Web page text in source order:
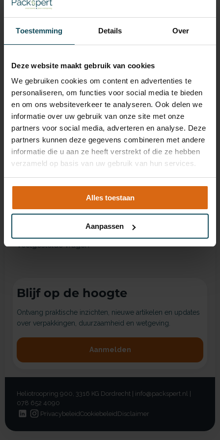
Toestemming Details Over
Deze website maakt gebruik van cookies
We gebruiken cookies om content en advertenties te
personaliseren, om functies voor social media te bieden
en om ons websiteverkeer te analyseren. Ook delen we
informatie over uw gebruik van onze site met onze
partners voor social media, adverteren en analyse. Deze
partners kunnen deze gegevens combineren met andere
informatie die u aan ze heeft verstrekt of die ze hebben
verzameld op basis van uw gebruik van hun services.
Alles toestaan
Aanpassen
Kennisbank
Artikelen
THEMA'S
PPWR
Duurzaamheid
Contact
Veelgestelde vragen
Blijf op de hoogte
Ontvang praktische inzichten, nieuwe artikelen en updates
over verpakkingen, duurzaamheid en wetgeving.
Aanmelden
Heliotroopring 900, 3316 KG Dordrecht | info@packspert.nl |
078 652 4090
PrivacybeleidCookiebeleidDisclaimer